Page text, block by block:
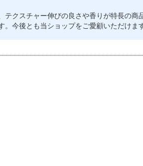
テクスチャー伸びの良さや香りが特長の商
今後とも当ショップをご愛顧いただけま